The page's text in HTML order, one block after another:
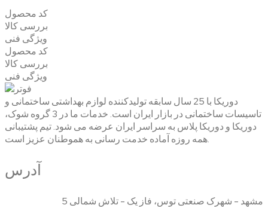
کد محصول
بررسی کالا
ویژگی فنی
کد محصول
بررسی کالا
ویژگی فنی
دوریکا با 25 سال سابقه تولیدکننده لوازم بهداشتی ساختمانی و
تاسیسات ساختمانی در بازار ایران است. خدمات ما در 3 گروه شوک،
دوریکا و دوریکا پلاس به سراسر ایران عرضه می شود. تیم پشتیبانی
همه روزه آماده خدمت رسانی به هموطنان عزیز است.
آدرس
مشهد - شهرک صنعتی توس، فاز یک - تلاش شمالی 5